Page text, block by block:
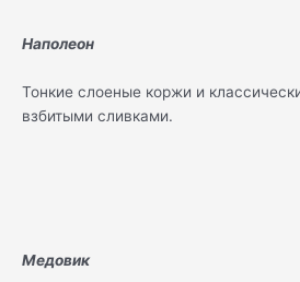
Наполеон
Тонкие слоеные коржи и
взбитыми сливками.
Медовик